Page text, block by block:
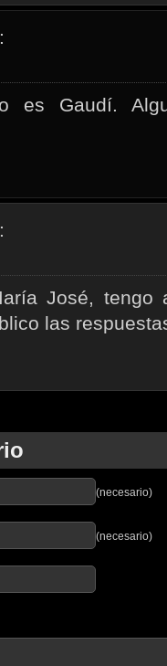
es Gaudí.
José, tengo
las
(necesario)
(necesario)